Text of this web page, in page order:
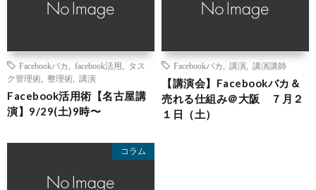
Facebookバカ facebook活用
タス
ク管理術
整理術 講演
Facebook活用術【名古屋講
演】9/29(土)9時〜
Facebookバカ 講演 講演講師
【講演会】Facebookバカ＆
売れる仕組み＠大阪 ７月２
１日（土）
コラム